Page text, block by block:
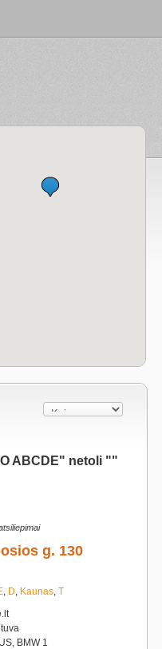
ABCDE" netoli ""
atsiliepimai
g. 130
, D, Kaunas, T
BMW 1